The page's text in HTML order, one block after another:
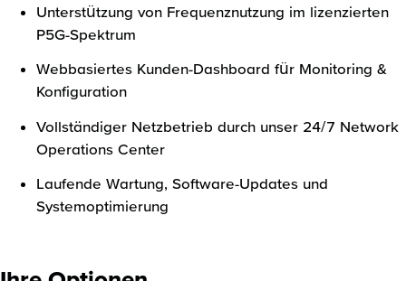
Unterstützung von Frequenznutzung im lizenzierten
P5G-Spektrum
Webbasiertes Kunden-Dashboard für Monitoring &
Konfiguration
Vollständiger Netzbetrieb durch unser 24/7 Network
Operations Center
Laufende Wartung, Software-Updates und
Systemoptimierung